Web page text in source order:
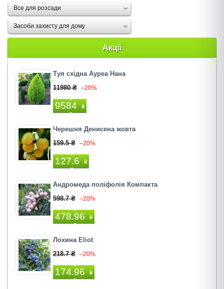
Все для розсади
Засоби захисту для дому
Акції
Туя східна Ауреа Нана
11980 ₴ –20%
9584 ₴
Черешня Денисена жовта
159.5 ₴ –20%
127.6 ₴
Андромеда поліфолія Компакта
598.7 ₴ –20%
478.96 ₴
Лохина Eliot
218.7 ₴ –20%
174.96 ₴